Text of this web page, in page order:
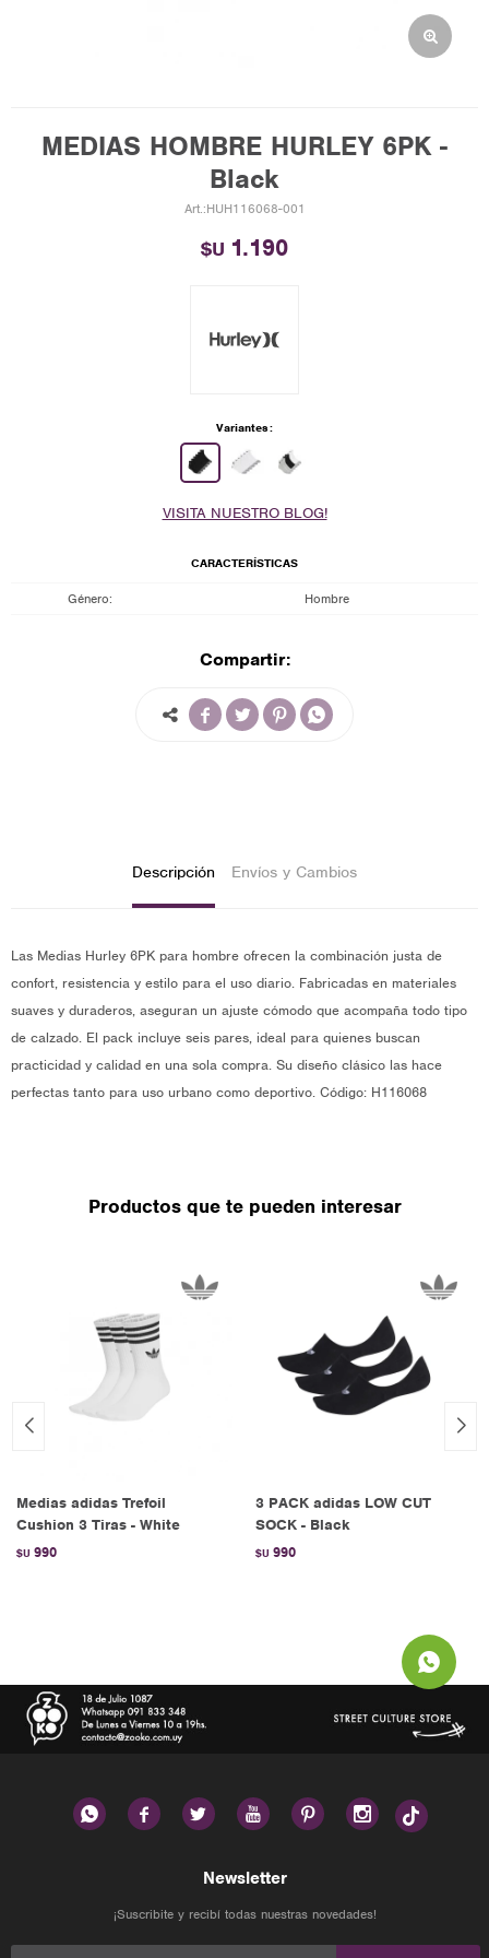
MEDIAS HOMBRE HURLEY 6PK -
Black
HUH116068-001
$U 1.190
Variantes:
VISITA NUESTRO BLOG!
CARACTERÍSTICAS
Género Hombre
Compartir:
   
Descripción Envíos y Cambios
Las Medias Hurley 6PK para hombre ofrecen la combinación justa de
confort, resistencia y estilo para el uso diario. Fabricadas en materiales
suaves y duraderos, aseguran un ajuste cómodo que acompaña todo tipo
de calzado. El pack incluye seis pares, ideal para quienes buscan
practicidad y calidad en una sola compra. Su diseño clásico las hace
perfectas tanto para uso urbano como deportivo. Código: H116068
Productos que te pueden interesar
Medias adidas Trefoil
Cushion 3 Tiras - White
$U 990
3 PACK adidas LOW CUT
SOCK - Black
$U 990
     
Newsletter
¡Suscribite y recibí todas nuestras novedades!